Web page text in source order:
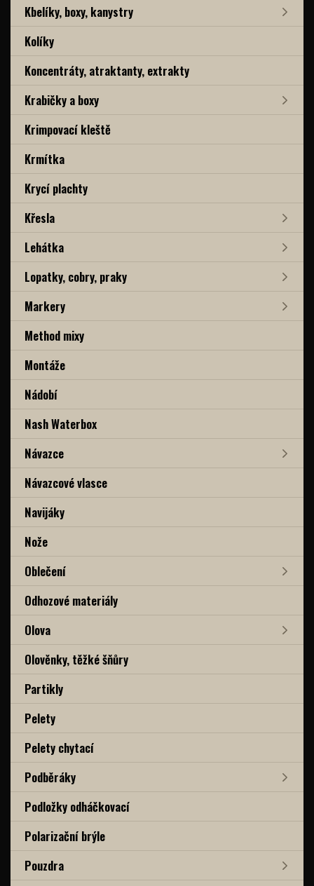
Kbelíky, boxy, kanystry
Kolíky
Koncentráty, atraktanty, extrakty
Krabičky a boxy
Krimpovací kleště
Krmítka
Krycí plachty
Křesla
Lehátka
Lopatky, cobry, praky
Markery
Method mixy
Montáže
Nádobí
Nash Waterbox
Návazce
Návazcové vlasce
Navijáky
Nože
Oblečení
Odhozové materiály
Olova
Olověnky, těžké šňůry
Partikly
Pelety
Pelety chytací
Podběráky
Podložky odháčkovací
Polarizační brýle
Pouzdra